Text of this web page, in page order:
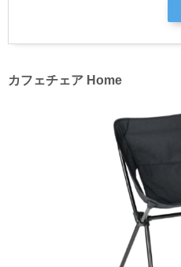
カフェチェア Home